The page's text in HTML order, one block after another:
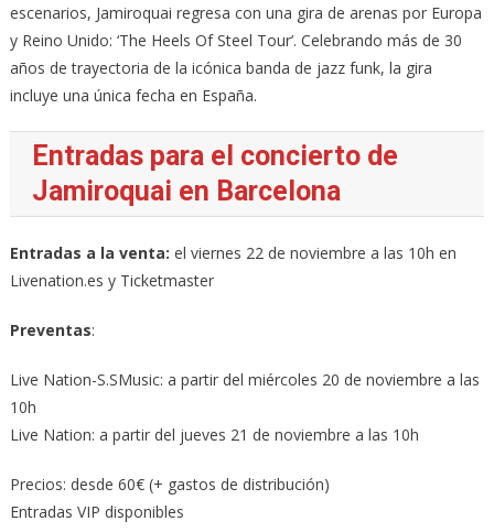
escenarios, Jamiroquai regresa con una gira de arenas por Europa
y Reino Unido: ‘The Heels Of Steel Tour’. Celebrando más de 30
años de trayectoria de la icónica banda de jazz funk, la gira
incluye una única fecha en España.
Entradas para el concierto de
Jamiroquai en Barcelona
Entradas a la venta: el viernes 22 de noviembre a las 10h en
Livenation.es y Ticketmaster
Preventas:
Live Nation-S.SMusic: a partir del miércoles 20 de noviembre a las
10h
Live Nation: a partir del jueves 21 de noviembre a las 10h
Precios: desde 60€ (+ gastos de distribución)
Entradas VIP disponibles